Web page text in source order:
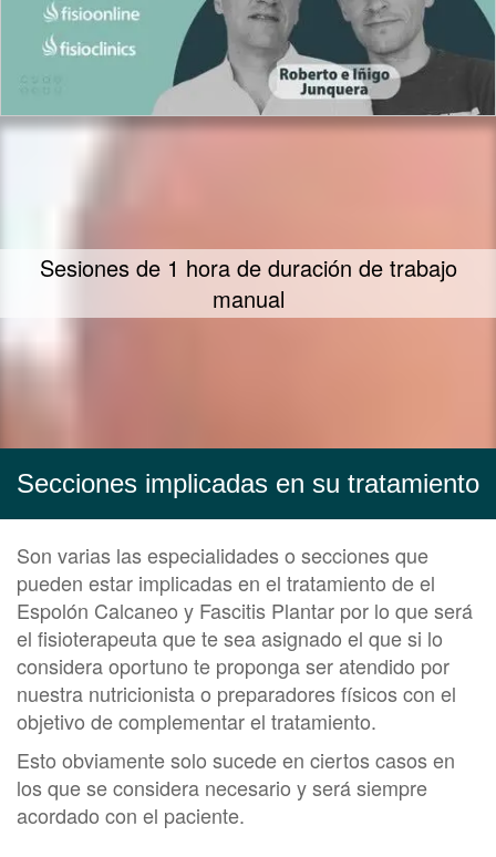
Te ofrecemos nuestra mayor dedicación y
empeño en ayudarte
Secciones implicadas en su tratamiento
Son varias las especialidades o secciones que
pueden estar implicadas en el tratamiento de el
Espolón Calcaneo y Fascitis Plantar por lo que será
el fisioterapeuta que te sea asignado el que si lo
considera oportuno te proponga ser atendido por
nuestra nutricionista o preparadores físicos con el
objetivo de complementar el tratamiento.
Esto obviamente solo sucede en ciertos casos en
los que se considera necesario y será siempre
acordado con el paciente.